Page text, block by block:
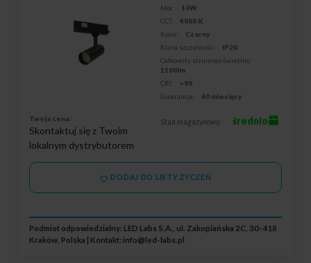
Moc:
10W
CCT:
4000 K
Kolor:
Czarny
Klasa szczelności:
IP20
Całkowity strumień świetlny:
1100lm
CRI:
>90
Gwarancja:
60 miesięcy
Twoja cena:
Skontaktuj się z Twoim
lokalnym dystrybutorem
Stan magazynowy: średnio
DODAJ DO LISTY ŻYCZEŃ
Podmiot odpowiedzialny: LED Labs S.A., ul. Zakopiańska 2C, 30-418
Kraków, Polska | Kontakt: info@led-labs.pl